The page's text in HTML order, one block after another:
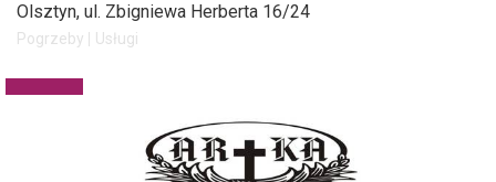
Olsztyn, ul. Zbigniewa Herberta 16/24
Pogrzeby Usługi